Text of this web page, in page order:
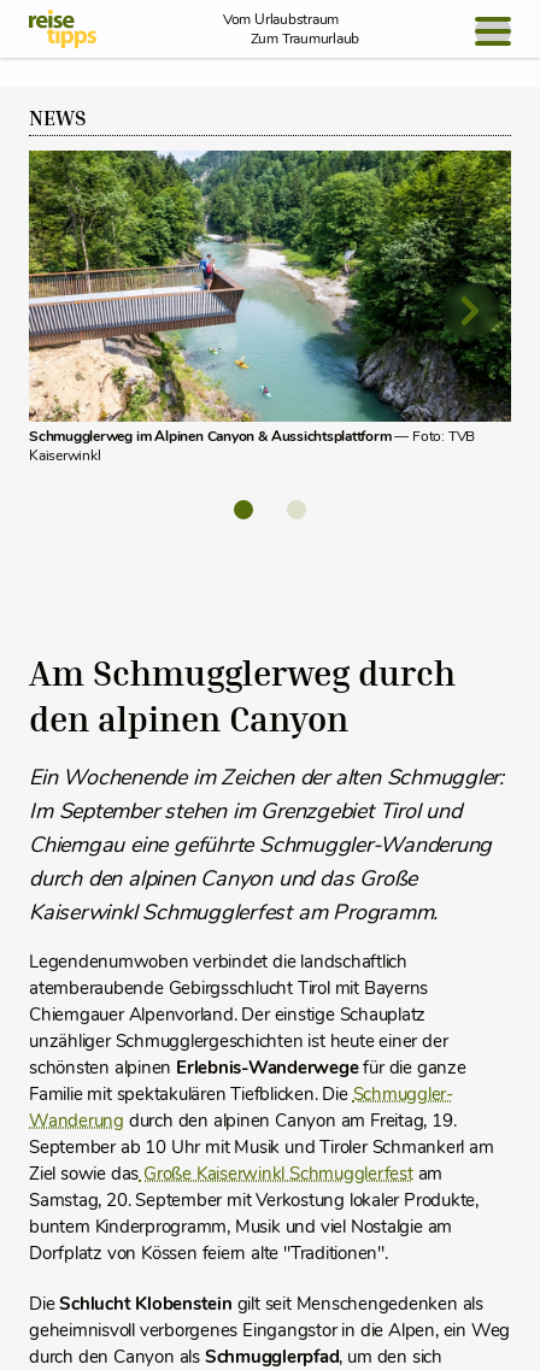
Skip to Content
Vom Urlaubstraum
Zum Traumurlaub
REISEIDEEN
NEWS
Schmugglerweg im Alpinen Canyon & Aussichtsplattform— Foto: TVB
Kaiserwinkl
Am Schmugglerweg durch
den alpinen Canyon
Ein Wochenende im Zeichen der alten Schmuggler:
Im September stehen im Grenzgebiet Tirol und
Chiemgau eine geführte Schmuggler-Wanderung
durch den alpinen Canyon und das Große
Kaiserwinkl Schmugglerfest am Programm.
Legendenumwoben verbindet die landschaftlich
atemberaubende Gebirgsschlucht Tirol mit Bayerns
Chiemgauer Alpenvorland. Der einstige Schauplatz
unzähliger Schmugglergeschichten ist heute einer der
schönsten alpinen Erlebnis-Wanderwegefür die ganze
Familie mit spektakulären Tiefblicken. DieSchmuggler-
Wanderung durch den alpinen Canyon am Freitag, 19.
September ab 10 Uhr mit Musik und Tiroler Schmankerl am
Ziel sowie dasGroße Kaiserwinkl Schmugglerfestam
Samstag, 20. September mit Verkostung lokaler Produkte,
buntem Kinderprogramm, Musik und viel Nostalgie am
Dorfplatz von Kössen feiern alte "Traditionen".
DieSchlucht Klobenstein gilt seit Menschengedenken als
geheimnisvoll verborgenes Eingangstor in die Alpen, ein Weg
durch den Canyon als Schmugglerpfad, um den sich